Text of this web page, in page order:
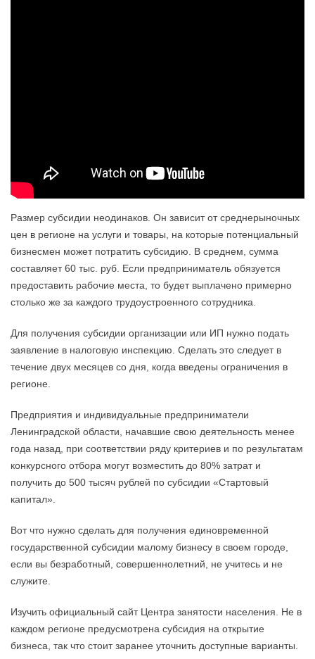
Размер субсидии неодинаков. Он зависит от среднерыночных
цен в регионе на услуги и товары, на которые потенциальный
бизнесмен может потратить субсидию. В среднем, сумма
составляет 60 тыс. руб. Если предприниматель обязуется
предоставить рабочие места, то будет выплачено примерно
столько же за каждого трудоустроенного сотрудника.
Для получения субсидии организации или ИП нужно подать
заявление в налоговую инспекцию. Сделать это следует в
течение двух месяцев со дня, когда введены ограничения в
регионе.
Предприятия и индивидуальные предприниматели
Ленинградской области, начавшие свою деятельность менее
года назад, при соответствии ряду критериев и по результатам
конкурсного отбора могут возместить до 80% затрат и
получить до 500 тысяч рублей по субсидии «Стартовый
капитал».
Вот что нужно сделать для получения единовременной
государственной субсидии малому бизнесу в своем городе,
если вы безработный, совершеннолетний, не учитесь и не
служите.
Изучить официальный сайт Центра занятости населения. Не в
каждом регионе предусмотрена субсидия на открытие
бизнеса, так что стоит заранее уточнить доступные варианты.